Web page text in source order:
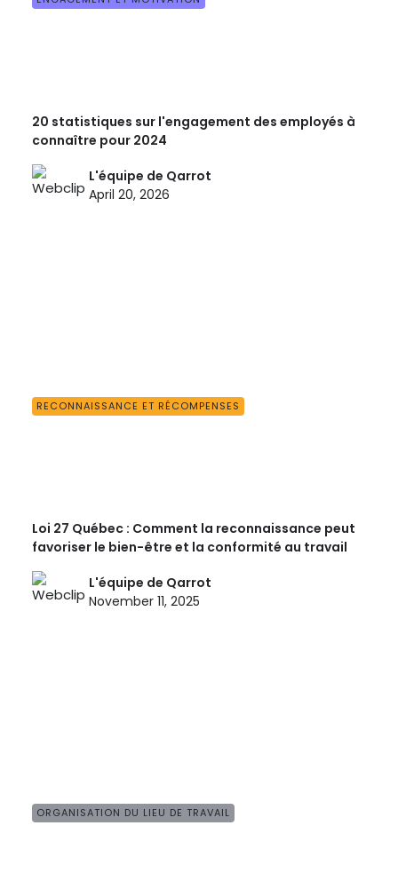
20 statistiques sur l'engagement des employés à
connaître pour 2024
L'équipe de Qarrot
April 20, 2026
RECONNAISSANCE ET RÉCOMPENSES
Loi 27 Québec : Comment la reconnaissance peut
favoriser le bien-être et la conformité au travail
L'équipe de Qarrot
November 11, 2025
ORGANISATION DU LIEU DE TRAVAIL